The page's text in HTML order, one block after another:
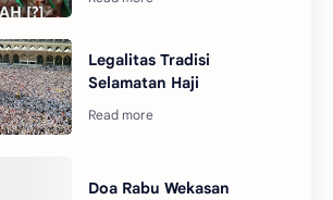
Legalitas Tradisi
Selamatan Haji
Doa Rabu Wekasan